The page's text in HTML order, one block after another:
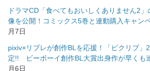
ドラマCD「食べてもおいしくありません2
像を公開！コミックス5巻と連動購入キャン
月7日
pixiv×リブレが創作BLを応援！「ピクリブ」
定!! ビーボーイ創作BL大賞出身作が早くも
月6日